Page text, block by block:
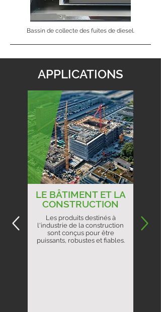
Bassin de collecte des fuites de diesel.
APPLICATIONS
LE BÂTIMENT ET LA
CONSTRUCTION
Les produits destinés à
l'industrie de la construction
sont conçus pour être
puissants, robustes et fiables.